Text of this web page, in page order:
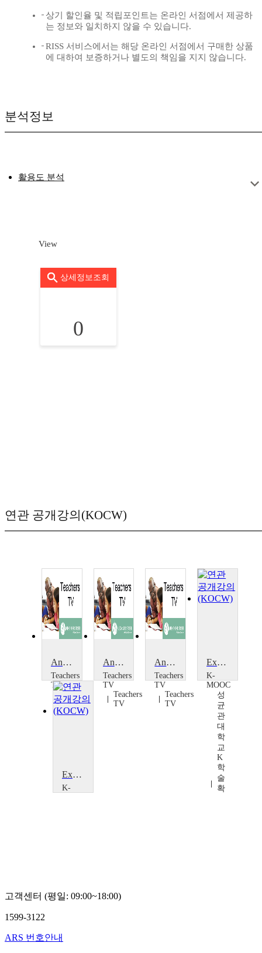
상기 할인율 및 적립포인트는 온라인 서점에서 제공하
는 정보와 일치하지 않을 수 있습니다.
RISS 서비스에서는 해당 온라인 서점에서 구매한 상품
에 대하여 보증하거나 별도의 책임을 지지 않습니다.
분석정보
활용도 분석
View
상세정보조회
0
연관 공개강의(KOCW)
Ancient Greece: Planning a Scheme of Work
Teachers
TV
Teachers
TV
Ancient Greece: A Cross-Curricular Approach
Teachers
TV
Teachers
TV
Ancient Worlds
Teachers
TV
Teachers
TV
Exploration to Korean Philosophy
K-
MOOC
성
균
관
대
학
교
K
학
술
확
Exploration to Korean Philosophy
K-
확
고객센터 (평일: 09:00~18:00)
1599-3122
ARS 번호안내